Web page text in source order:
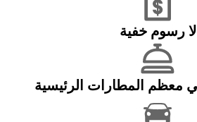
لا رسوم خفية